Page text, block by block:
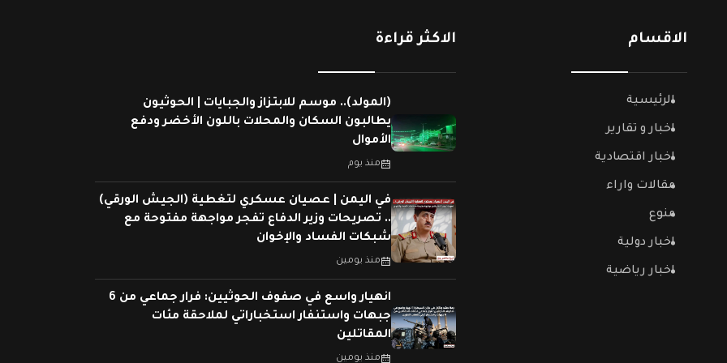
الاقسام
الرئيسية
اخبار و تقارير
اخبار اقتصادية
مقالات واراء
منوع
اخبار دولية
اخبار رياضية
الاكثر قراءة
(المولد).. موسم للابتزاز والجبايات | الحوثيون
يطالبون السكان والمحلات باللون الأخضر ودفع
الأموال
منذ يوم
في اليمن | عصيان عسكري لتغطية (الجيش الورقي)
.. تصريحات وزير الدفاع تفجر مواجهة مفتوحة مع
شبكات الفساد والإخوان
منذ يومين
انهيار واسع في صفوف الحوثيين: فرار جماعي من 6
جبهات واستنفار استخباراتي لملاحقة مئات
المقاتلين
منذ يومين